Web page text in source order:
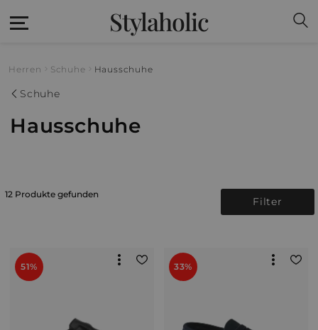
Stylaholic
Herren Schuhe Hausschuhe
Schuhe
Hausschuhe
12 Produkte gefunden
Filter
51% 33%